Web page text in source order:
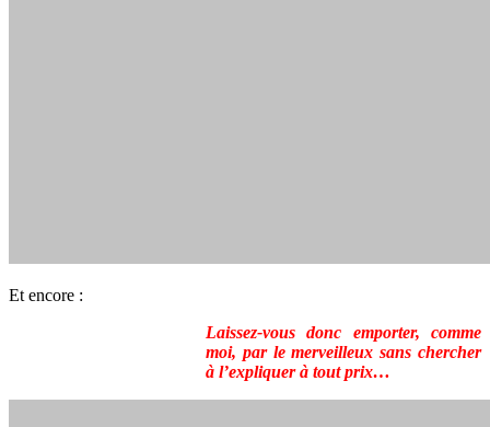
Et encore :
Laissez-vous donc emporter, comme
moi, par le merveilleux sans chercher
à l’expliquer à tout prix…